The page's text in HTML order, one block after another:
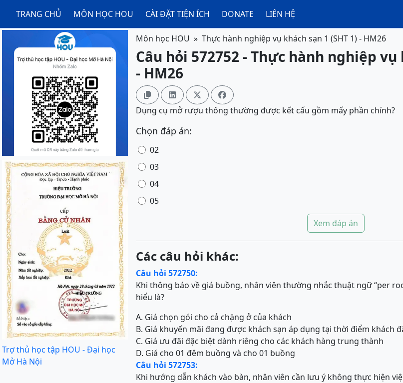
TRANG CHỦ MÔN HỌC HOU CÀI ĐẶT TIỆN ÍCH DONATE LIÊN HỆ
Trợ thủ học tập HOU - Đại học
Mở Hà Nội
Môn học HOU Thực hành nghiệp vụ khách sạn 1 (SHT 1) - HM26
Câu hỏi 572752 - Thực hành nghiệp vụ
- HM26
   
Dụng cụ mở rượu thông thường được kết cấu gồm mấy phần chính?
Chọn đáp án:
02
03
04
05
Xem đáp án
Các câu hỏi khác:
Câu hỏi 572750:
Khi thông báo về giá buồng, nhân viên thường nhắc thuật ngữ “per
hiểu là?
A. Giá chọn gói cho cả chặng ở của khách
B. Giá khuyến mãi đang được khách sạn áp dụng tại thời điểm khách
C. Giá ưu đãi đặc biệt dành riêng cho các khách hàng trung thành
D. Giá cho 01 đêm buồng và cho 01 buồng
Câu hỏi 572753:
Khi hướng dẫn khách vào bàn, nhân viên cần lưu ý không thực hiện